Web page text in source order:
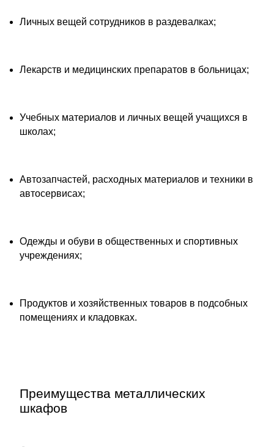
Личных вещей сотрудников в раздевалках;
Лекарств и медицинских препаратов в больницах;
Учебных материалов и личных вещей учащихся в
школах;
Автозапчастей, расходных материалов и техники в
автосервисах;
Одежды и обуви в общественных и спортивных
учреждениях;
Продуктов и хозяйственных товаров в подсобных
помещениях и кладовках.
Преимущества металлических
шкафов